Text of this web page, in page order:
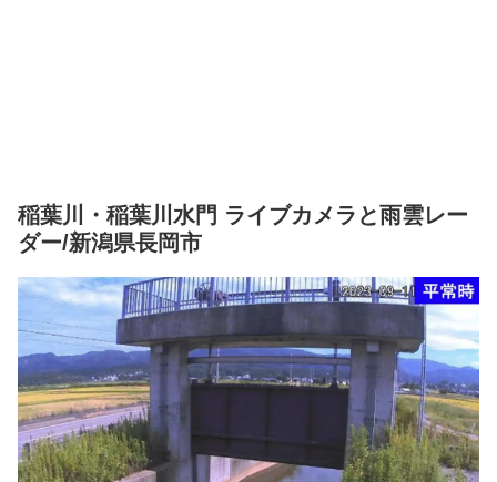
稲葉川・稲葉川水門 ライブカメラと雨雲レー
ダー/新潟県長岡市